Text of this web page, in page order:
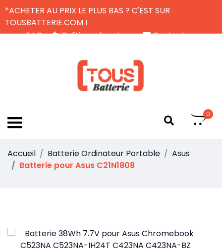
*ACHETER AU PRIX LE PLUS BAS ? C'EST SUR
TOUSBATTERIE.COM !
FAQ
Politique de retour
Contactez-nous
0
Accueil Batterie Ordinateur Portable
Asus
Batterie pour Asus C21N1808